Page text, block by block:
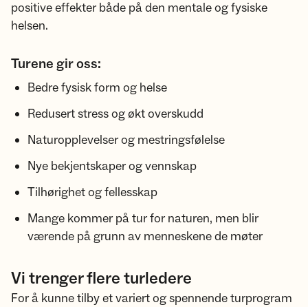
positive effekter både på den mentale og fysiske
helsen.
Turene gir oss:
Bedre fysisk form og helse
Redusert stress og økt overskudd
Naturopplevelser og mestringsfølelse
Nye bekjentskaper og vennskap
Tilhørighet og fellesskap
Mange kommer på tur for naturen, men blir
værende på grunn av menneskene de møter
Vi trenger flere turledere
For å kunne tilby et variert og spennende turprogram